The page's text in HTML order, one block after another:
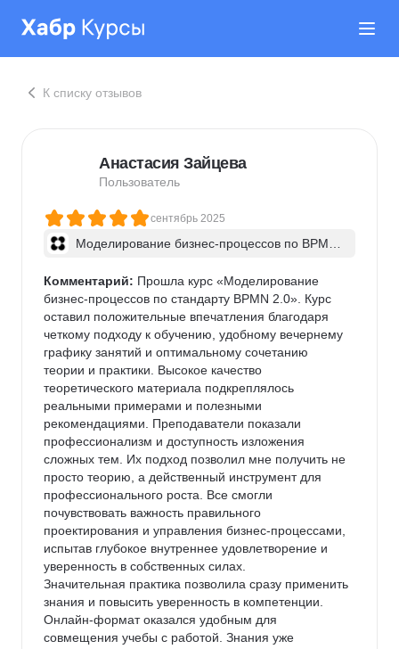
К списку отзывов
Анастасия Зайцева
Пользователь
сентябрь 2025
Моделирование бизнес-процессов по BPMN
Комментарий: Прошла курс «Моделирование
бизнес-процессов по стандарту BPMN 2.0». Курс
оставил положительные впечатления благодаря
четкому подходу к обучению, удобному вечернему
графику занятий и оптимальному сочетанию
теории и практики. Высокое качество
теоретического материала подкреплялось
реальными примерами и полезными
рекомендациями. Преподаватели показали
профессионализм и доступность изложения
сложных тем. Их подход позволил мне получить не
просто теорию, а действенный инструмент для
профессионального роста. Все смогли
почувствовать важность правильного
проектирования и управления бизнес-процессами,
испытав глубокое внутреннее удовлетворение и
уверенность в собственных силах.
Значительная практика позволила сразу применить
знания и повысить уверенность в компетенции.
Онлайн-формат оказался удобным для
совмещения учебы с работой. Знания уже